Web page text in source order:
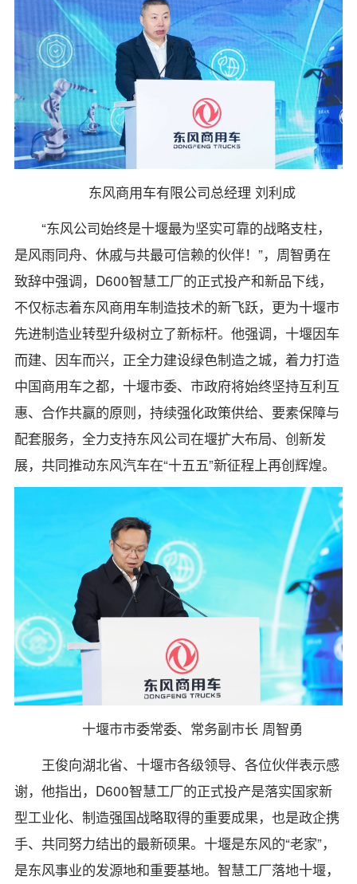
东风商用车有限公司总经理 刘利成
“东风公司始终是十堰最为坚实可靠的战略支柱，
是风雨同舟、休戚与共最可信赖的伙伴！”，周智勇在
致辞中强调，D600智慧工厂的正式投产和新品下线，
不仅标志着东风商用车制造技术的新飞跃，更为十堰市
先进制造业转型升级树立了新标杆。他强调，十堰因车
而建、因车而兴，正全力建设绿色制造之城，着力打造
中国商用车之都，十堰市委、市政府将始终坚持互利互
惠、合作共赢的原则，持续强化政策供给、要素保障与
配套服务，全力支持东风公司在堰扩大布局、创新发
展，共同推动东风汽车在“十五五”新征程上再创辉煌。
十堰市市委常委、常务副市长 周智勇
王俊向湖北省、十堰市各级领导、各位伙伴表示感
谢，他指出，D600智慧工厂的正式投产是落实国家新
型工业化、制造强国战略取得的重要成果，也是政企携
手、共同努力结出的最新硕果。十堰是东风的“老家”，
是东风事业的发源地和重要基地。智慧工厂落地十堰，